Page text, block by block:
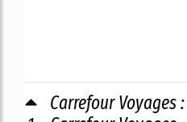
Carrefour Voyages